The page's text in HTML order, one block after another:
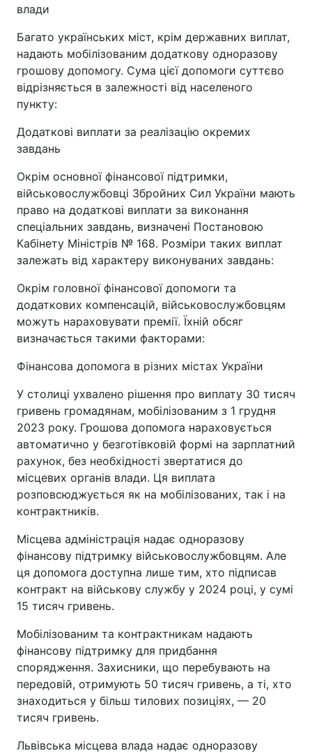
влади
Багато українських міст, крім державних виплат,
надають мобілізованим додаткову одноразову
грошову допомогу. Сума цієї допомоги суттєво
відрізняється в залежності від населеного
пункту:
Додаткові виплати за реалізацію окремих
завдань
Окрім основної фінансової підтримки,
військовослужбовці Збройних Сил України мають
право на додаткові виплати за виконання
спеціальних завдань, визначені Постановою
Кабінету Міністрів № 168. Розміри таких виплат
залежать від характеру виконуваних завдань:
Окрім головної фінансової допомоги та
додаткових компенсацій, військовослужбовцям
можуть нараховувати премії. Їхній обсяг
визначається такими факторами:
Фінансова допомога в різних містах України
У столиці ухвалено рішення про виплату 30 тисяч
гривень громадянам, мобілізованим з 1 грудня
2023 року. Грошова допомога нараховується
автоматично у безготівковій формі на зарплатний
рахунок, без необхідності звертатися до
місцевих органів влади. Ця виплата
розповсюджується як на мобілізованих, так і на
контрактників.
Місцева адміністрація надає одноразову
фінансову підтримку військовослужбовцям. Але
ця допомога доступна лише тим, хто підписав
контракт на військову службу у 2024 році, у сумі
15 тисяч гривень.
Мобілізованим та контрактникам надають
фінансову підтримку для придбання
спорядження. Захисники, що перебувають на
передовій, отримують 50 тисяч гривень, а ті, хто
знаходиться у більш тилових позиціях, — 20
тисяч гривень.
Львівська місцева влада надає одноразову